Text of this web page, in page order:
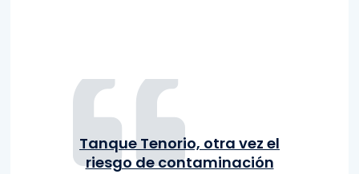
Tanque Tenorio, otra vez el
riesgo de contaminación